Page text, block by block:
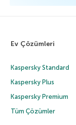
Ev Çözümleri
Kaspersky Standard
Kaspersky Plus
Kaspersky Premium
Tüm Çözümler